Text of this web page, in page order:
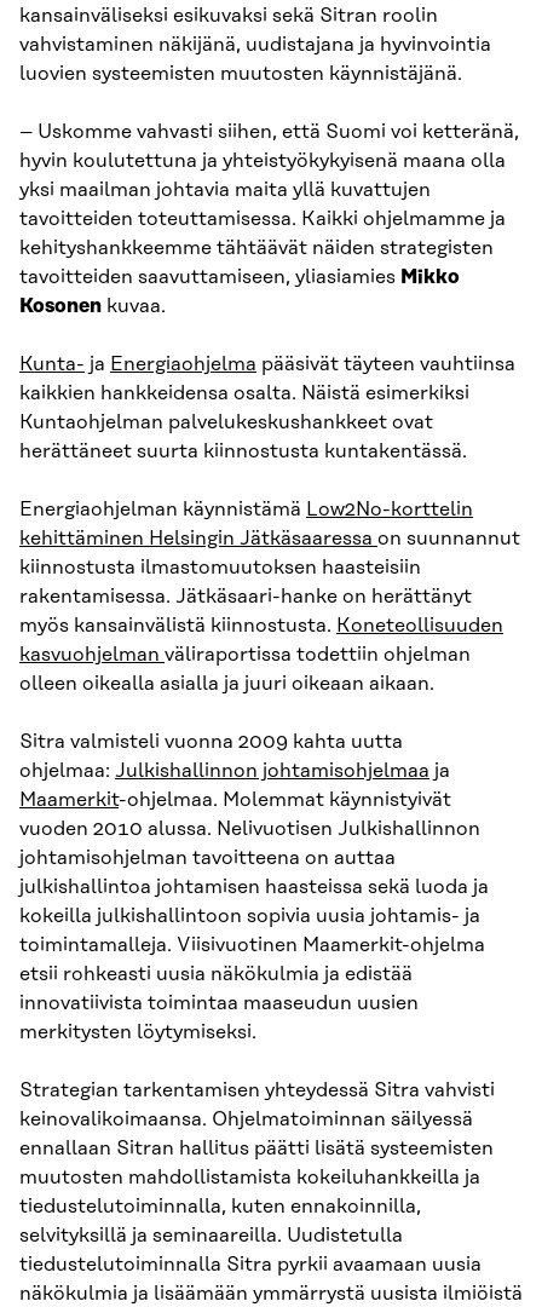
kansainväliseksi esikuvaksi sekä Sitran roolin
vahvistaminen näkijänä, uudistajana ja hyvinvointia
luovien systeemisten muutosten käynnistäjänä.
– Uskomme vahvasti siihen, että Suomi voi ketteränä,
hyvin koulutettuna ja yhteistyökykyisenä maana olla
yksi maailman johtavia maita yllä kuvattujen
tavoitteiden toteuttamisessa. Kaikki ohjelmamme ja
kehityshankkeemme tähtäävät näiden strategisten
tavoitteiden saavuttamiseen, yliasiamies Mikko
Kosonen kuvaa.
Kunta- ja Energiaohjelma pääsivät täyteen vauhtiinsa
kaikkien hankkeidensa osalta. Näistä esimerkiksi
Kuntaohjelman palvelukeskushankkeet ovat
herättäneet suurta kiinnostusta kuntakentässä.
Energiaohjelman käynnistämä Low2No-korttelin
kehittäminen Helsingin Jätkäsaaressa on suunnannut
kiinnostusta ilmastomuutoksen haasteisiin
rakentamisessa. Jätkäsaari-hanke on herättänyt
myös kansainvälistä kiinnostusta. Koneteollisuuden
kasvuohjelman väliraportissa todettiin ohjelman
olleen oikealla asialla ja juuri oikeaan aikaan.
Sitra valmisteli vuonna 2009 kahta uutta
ohjelmaa: Julkishallinnon johtamisohjelmaa ja
Maamerkit-ohjelmaa. Molemmat käynnistyivät
vuoden 2010 alussa. Nelivuotisen Julkishallinnon
johtamisohjelman tavoitteena on auttaa
julkishallintoa johtamisen haasteissa sekä luoda ja
kokeilla julkishallintoon sopivia uusia johtamis- ja
toimintamalleja. Viisivuotinen Maamerkit-ohjelma
etsii rohkeasti uusia näkökulmia ja edistää
innovatiivista toimintaa maaseudun uusien
merkitysten löytymiseksi.
Strategian tarkentamisen yhteydessä Sitra vahvisti
keinovalikoimaansa. Ohjelmatoiminnan säilyessä
ennallaan Sitran hallitus päätti lisätä systeemisten
muutosten mahdollistamista kokeiluhankkeilla ja
tiedustelutoiminnalla, kuten ennakoinnilla,
selvityksillä ja seminaareilla. Uudistetulla
tiedustelutoiminnalla Sitra pyrkii avaamaan uusia
näkökulmia ja lisäämään ymmärrystä uusista ilmiöistä